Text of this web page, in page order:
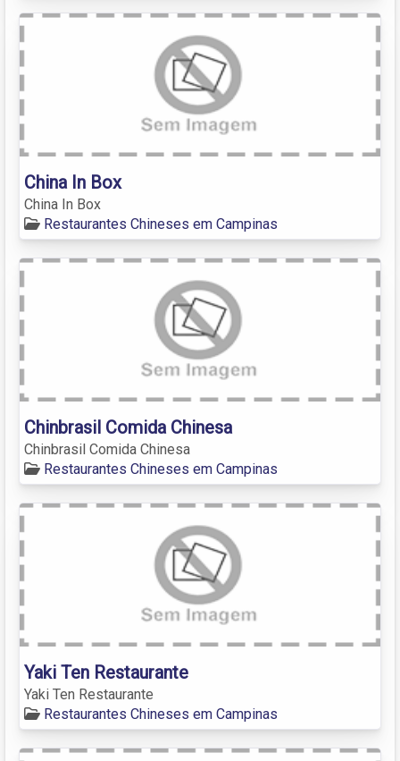
China In Box
China In Box
Restaurantes Chineses em Campinas
Chinbrasil Comida Chinesa
Chinbrasil Comida Chinesa
Restaurantes Chineses em Campinas
Yaki Ten Restaurante
Yaki Ten Restaurante
Restaurantes Chineses em Campinas